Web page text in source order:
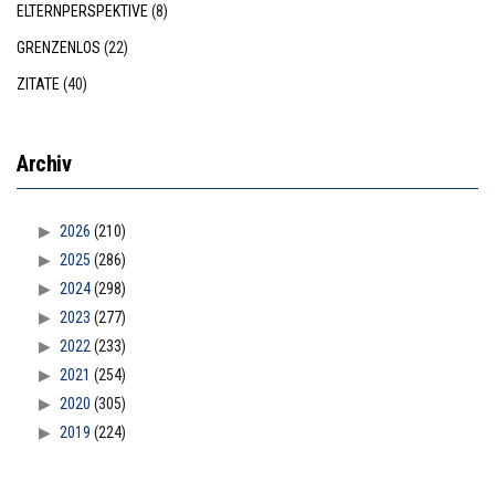
ELTERNPERSPEKTIVE (8)
GRENZENLOS (22)
ZITATE (40)
Archiv
2026 (210)
2025 (286)
2024(298)
2023 (277)
2022 (233)
2021 (254)
2020 (305)
2019 (224)